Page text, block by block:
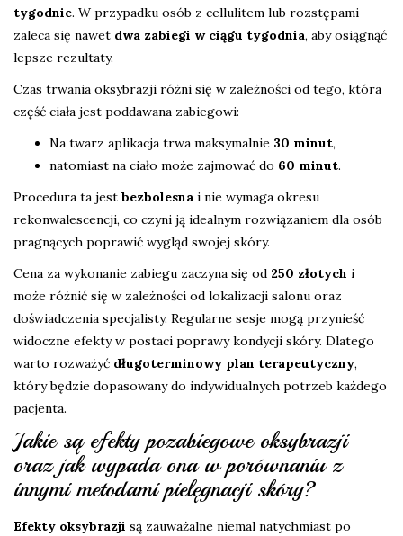
tygodnie. W przypadku osób z cellulitem lub rozstępami
zaleca się nawet dwa zabiegi w ciągu tygodnia, aby osiągnąć
lepsze rezultaty.
Czas trwania oksybrazji różni się w zależności od tego, która
część ciała jest poddawana zabiegowi:
Na twarz aplikacja trwa maksymalnie 30 minut,
natomiast na ciało może zajmować do 60 minut.
Procedura ta jest bezbolesna i nie wymaga okresu
rekonwalescencji, co czyni ją idealnym rozwiązaniem dla osób
pragnących poprawić wygląd swojej skóry.
Cena za wykonanie zabiegu zaczyna się od 250 złotych i
może różnić się w zależności od lokalizacji salonu oraz
doświadczenia specjalisty. Regularne sesje mogą przynieść
widoczne efekty w postaci poprawy kondycji skóry. Dlatego
warto rozważyć długoterminowy plan terapeutyczny,
który będzie dopasowany do indywidualnych potrzeb każdego
pacjenta.
Jakie są efekty pozabiegowe oksybrazji
oraz jak wypada ona w porównaniu z
innymi metodami pielęgnacji skóry?
Efekty oksybrazji są zauważalne niemal natychmiast po